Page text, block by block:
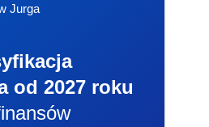
Jurga
od 2027 roku